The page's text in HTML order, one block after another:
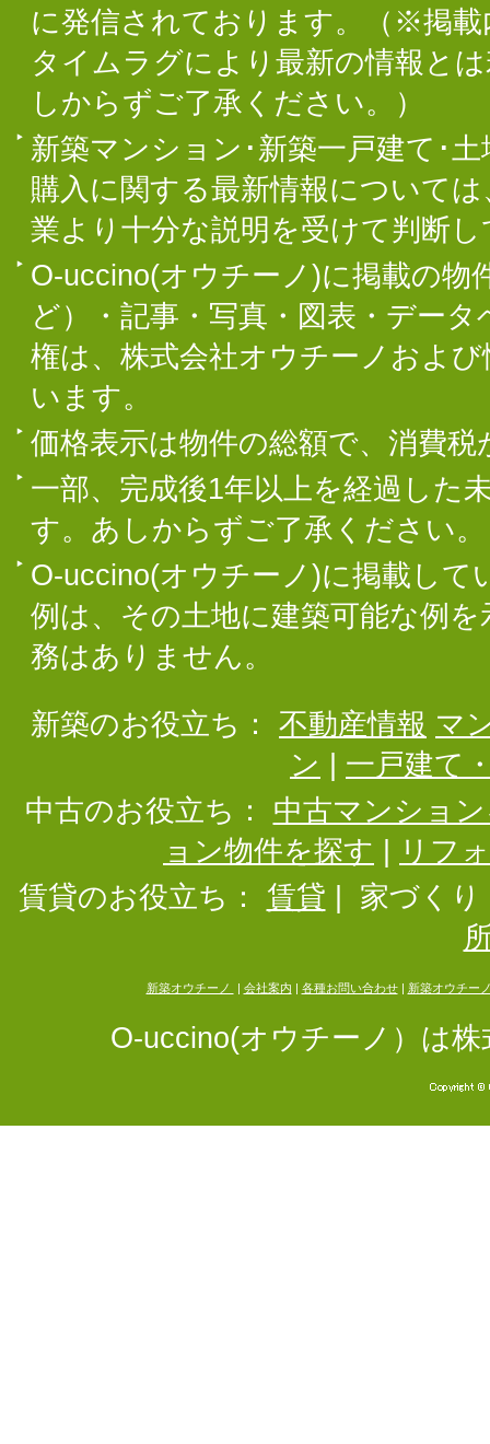
に発信されております。（※掲
タイムラグにより最新の情報と
しからずご了承ください。）
新築マンション･新築一戸建て･
購入に関する最新情報について
業より十分な説明を受けて判断
O-uccino(オウチーノ)に掲載の物
ど）・記事・写真・図表・デー
権は、株式会社オウチーノおよ
います。
価格表示は物件の総額で、消費
一部、完成後1年以上を経過した
す。あしからずご了承ください。
O-uccino(オウチーノ)に掲載して
例は、その土地に建築可能な例
務はありません。
新築のお役立ち： 不動産情報 マ
ン
一戸建て
中古のお役立ち：
中古マンショ
ョン物件を探す
リフ
賃貸のお役立ち：
賃貸
家づくり
新築オウチーノ 会社案内 各種お問い合わせ| 新築オウチー
O-uccino(オウチーノ）は